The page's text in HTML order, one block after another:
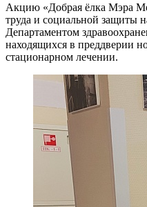
Акцию «Добрая ёлка Мэра
труда и социальной защиты
Департаментом
находящихся в преддверии
стационарном лечении.